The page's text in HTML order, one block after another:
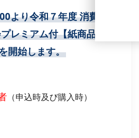
より令和７年度 消費者向
レミアム付【紙商品券】
開始します。
（申込時及び購入時）